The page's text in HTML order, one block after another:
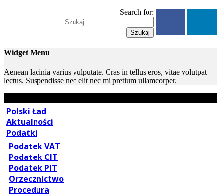
Search for:
Szukaj
Widget Menu
Aenean lacinia varius vulputate. Cras in tellus eros, vitae volutpat
lectus. Suspendisse nec elit nec mi pretium ullamcorper.
Polski Ład
Aktualności
Podatki
Podatek VAT
Podatek CIT
Podatek PIT
Orzecznictwo
Procedura